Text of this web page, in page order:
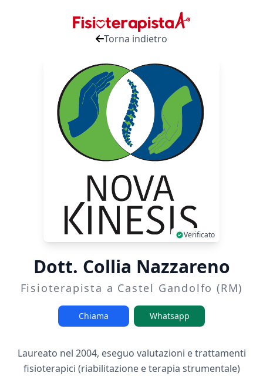
Torna indietro
Verificato
Dott. Collia Nazzareno
Fisioterapista a Castel Gandolfo (RM)
Chiama Whatsapp
Laureato nel 2004, eseguo valutazioni e trattamenti
fisioterapici (riabilitazione e terapia strumentale)